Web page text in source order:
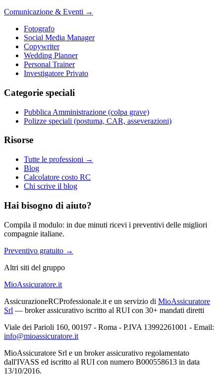
Comunicazione & Eventi →
Fotografo
Social Media Manager
Copywriter
Wedding Planner
Personal Trainer
Investigatore Privato
Categorie speciali
Pubblica Amministrazione (colpa grave)
Polizze speciali (postuma, CAR, asseverazioni)
Risorse
Tutte le professioni →
Blog
Calcolatore costo RC
Chi scrive il blog
Hai bisogno di aiuto?
Compila il modulo: in due minuti ricevi i preventivi delle migliori
compagnie italiane.
Preventivo gratuito →
Altri siti del gruppo
MioAssicuratore.it
AssicurazioneRCProfessionale.it e un servizio di MioAssicuratore
Srl — broker assicurativo iscritto al RUI con 30+ mandati diretti
Viale dei Parioli 160, 00197 - Roma - P.IVA 13992261001 - Email:
info@mioassicuratore.it
MioAssicuratore Srl e un broker assicurativo regolamentato
dall'IVASS ed iscritto al RUI con numero B000558613 in data
13/10/2016.